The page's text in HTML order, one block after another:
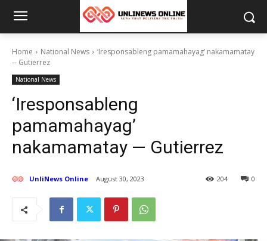
Home National News
‘Iresponsableng pamamahayag’ nakamamatay
-- Gutierrez
National News
‘Iresponsableng
pamamahayag’
nakamamatay — Gutierrez
UnliNews Online August 30, 2023 0
204